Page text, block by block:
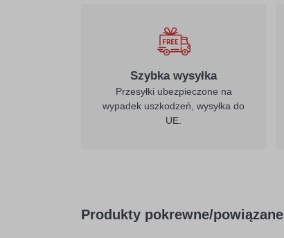
żółty
Szybka wysyłka
Przesyłki ubezpieczone na
wypadek uszkodzeń, wysyłka do
UE.
Produkty pokrewne/powiązane